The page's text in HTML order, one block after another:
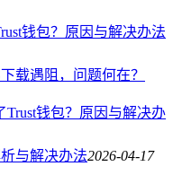
钱包？原因与解决办法
载遇阻，问题何在？
Trust钱包？原因与解决办
与解决办法2026-04-17